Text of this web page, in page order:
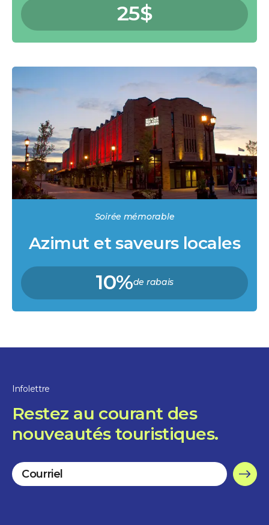
25$
Soirée mémorable
Azimut et saveurs locales
10%de rabais
Infolettre
Restez au courant des
nouveautés touristiques.